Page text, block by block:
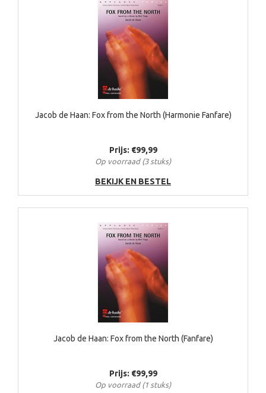
Jacob de Haan: Fox from the North (Harmonie Fanfare)
Prijs: €99,99
Op voorraad (3 stuks)
BEKIJK EN BESTEL
Jacob de Haan: Fox from the North (Fanfare)
Prijs: €99,99
Op voorraad (1 stuks)